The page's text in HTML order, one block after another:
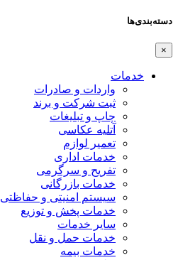
دسته‌بندی‌ها
×
خدمات
واردات و صادرات
ثبت شرکت و برند
چاپ و تبلیغات
آتلیه عکاسی
تعمیر لوازم
خدمات اداری
تفریح و سرگرمی
خدمات بازرگانی
سیستم امنیتی و حفاظتی
خدمات پخش و توزیع
سایر خدمات
خدمات حمل و نقل
خدمات بیمه